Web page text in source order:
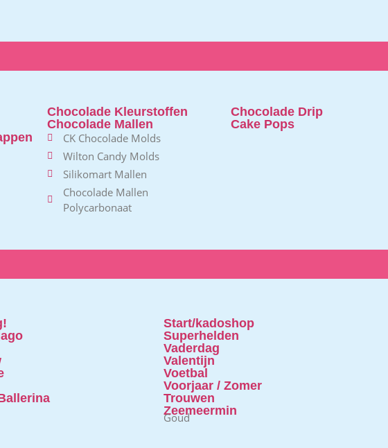
Chocolade Kleurstoffen
Chocolade Mallen
CK Chocolade Molds
Wilton Candy Molds
Silikomart Mallen
Chocolade Mallen
Polycarbonaat
Chocolade Drip
Cake Pops
Start/kadoshop
Superhelden
Vaderdag
Valentijn
Voetbal
Voorjaar / Zomer
Trouwen
Zeemeermin
Goud